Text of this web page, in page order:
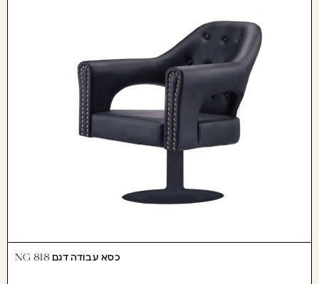
כסא עבודה דגם 818 NG